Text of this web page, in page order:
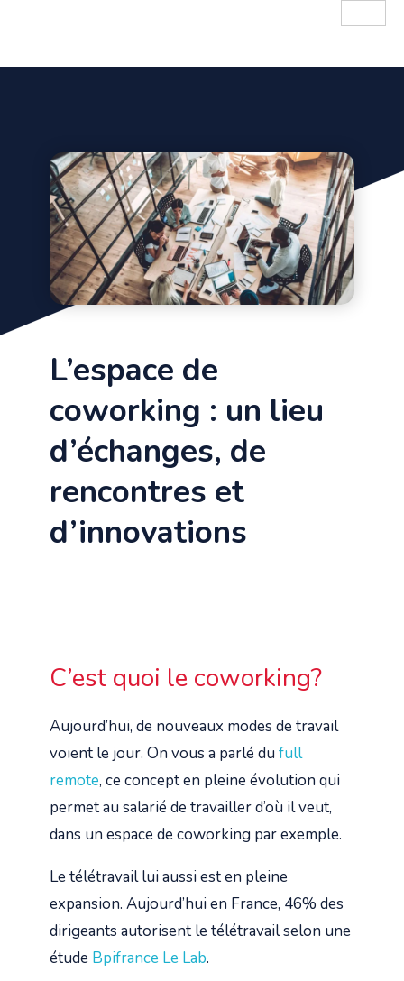
L’espace de
coworking : un lieu
d’échanges, de
rencontres et
d’innovations
C’est quoi le coworking?
Aujourd’hui, de nouveaux modes de travail
voient le jour. On vous a parlé du full
remote, ce concept en pleine évolution qui
permet au salarié de travailler d’où il veut,
dans un espace de coworking par exemple.
Le télétravail lui aussi est en pleine
expansion. Aujourd’hui en France, 46% des
dirigeants autorisent le télétravail selon une
étude Bpifrance Le Lab.